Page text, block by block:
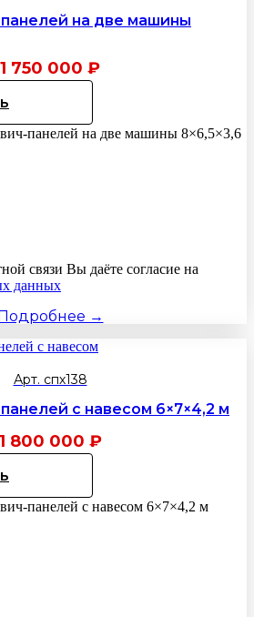
на две машины
1 750 000 ₽
панелей на две машины 8×6,5×3,6
связи Вы даёте согласие на
данных
→
Арт. спх138
с навесом 6×7×4,2 м
1 800 000 ₽
панелей с навесом 6×7×4,2 м